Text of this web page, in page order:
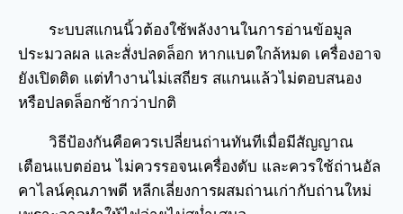
ระบบสแกนนิ้วต้องใช้พลังงานในการอ่านข้อมูล
ประมวลผล และสั่งปลดล็อก หากแบตใกล้หมด เครื่องอาจ
ยังเปิดติด แต่ทำงานไม่เสถียร สแกนแล้วไม่ตอบสนอง
หรือปลดล็อกช้ากว่าปกติ
วิธีป้องกันคือควรเปลี่ยนถ่านทันทีเมื่อมีสัญญาณ
เตือนแบตอ่อน ไม่ควรรอจนเครื่องดับ และควรใช้ถ่านอัล
คาไลน์คุณภาพดี หลีกเลี่ยงการผสมถ่านเก่ากับถ่านใหม่